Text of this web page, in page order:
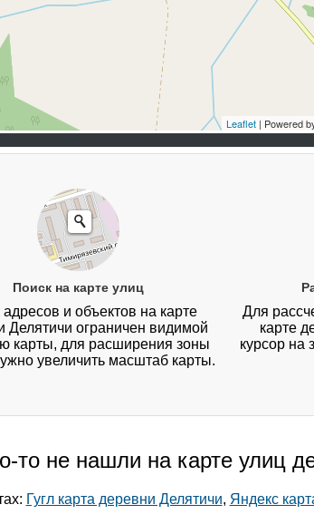
Leaflet | Powered
Поиск на карте улиц
адресов и объектов на карте
Делятичи ограничен видимой
карты, для расширения зоны
увеличить масштаб карты.
Для
карте
курсор на
то не нашли на карте улиц
Гугл карта деревни Делятичи, Яндекс